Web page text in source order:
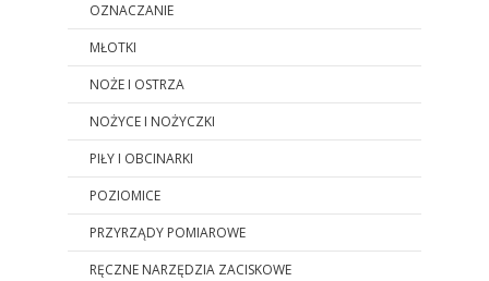
OZNACZANIE
MŁOTKI
NOŻE I OSTRZA
NOŻYCE I NOŻYCZKI
PIŁY I OBCINARKI
POZIOMICE
PRZYRZĄDY POMIAROWE
RĘCZNE NARZĘDZIA ZACISKOWE